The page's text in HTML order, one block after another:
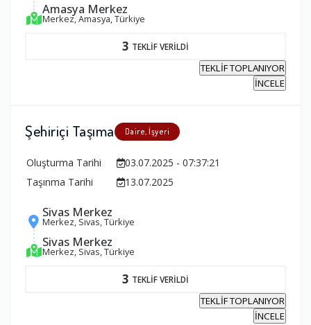
Amasya Merkez
Merkez, Amasya, Türkiye
3 TEKLİF VERİLDİ
TEKLİF TOPLANIYOR
İNCELE
Şehiriçi Taşıma Daire, İşyeri
Oluşturma Tarihi
03.07.2025 - 07:37:21
Taşınma Tarihi
13.07.2025
Sivas Merkez
Merkez, Sivas, Türkiye
Sivas Merkez
Merkez, Sivas, Türkiye
3 TEKLİF VERİLDİ
TEKLİF TOPLANIYOR
İNCELE